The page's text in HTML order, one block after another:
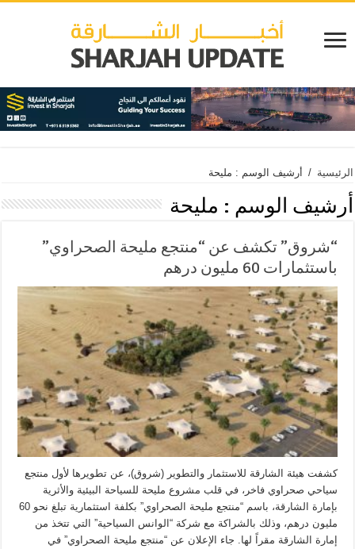
الرئيسية / أرشيف الوسم : مليحة
أرشيف الوسم : مليحة
“شروق” تكشف عن “منتجع مليحة الصحراوي”
باستثمارات 60 مليون درهم
كشفت هيئة الشارقة للاستثمار والتطوير (شروق)، عن تطويرها لأول منتجع
سياحي صحراوي فاخر، في قلب مشروع مليحة للسياحة البيئية والأثرية
بإمارة الشارقة، باسم “منتجع مليحة الصحراوي” بكلفة استثمارية تبلغ نحو 60
مليون درهم، وذلك بالشراكة مع شركة “الوانس السياحية” التي تتخذ من
إمارة الشارقة مقراً لها. جاء الإعلان عن “منتجع مليحة الصحراوي” في